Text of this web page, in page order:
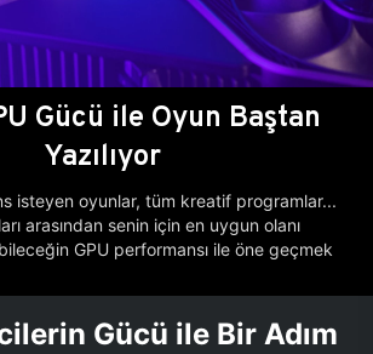
Gücü ile Oyun Baştan
Yazılıyor
isteyen oyunlar, tüm kreatif programlar...
arasından senin için en uygun olanı
GPU performansı ile öne geçmek
Gücü ile Bir Adım